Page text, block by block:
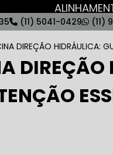
AUTO
(11) 5041-0429 (11)
DIREÇÃO HIDRÁULICA:
DIREÇÃO